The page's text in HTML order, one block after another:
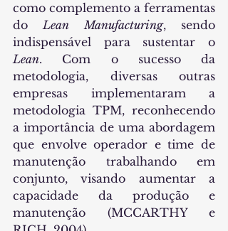
como complemento a ferramentas
do Lean Manufacturing, sendo
Lean. Com o sucesso da
metodologia, diversas outras
empresas implementaram a
metodologia TPM, reconhecendo
a importância de uma abordagem
que envolve operador e time de
manutenção trabalhando em
conjunto, visando aumentar a
capacidade da produção e
manutenção (MCCARTHY e